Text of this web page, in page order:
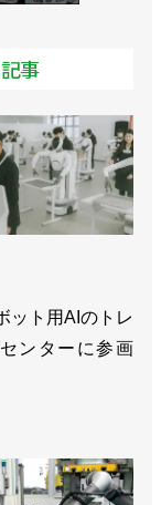
事
ット用AIのトレ
ンターに参画